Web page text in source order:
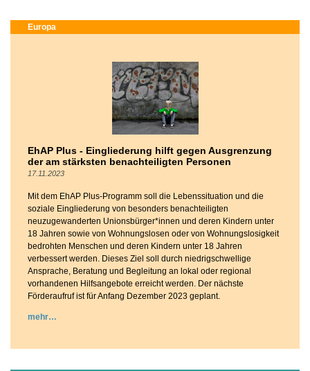
Europa
EhAP Plus - Eingliederung hilft gegen Ausgrenzung
der am stärksten benachteiligten Personen
17.11.2023
Mit dem EhAP Plus-Programm soll die Lebenssituation und die
soziale Eingliederung von besonders benachteiligten
neuzugewanderten Unionsbürger*innen und deren Kindern unter
18 Jahren sowie von Wohnungslosen oder von Wohnungslosigkeit
bedrohten Menschen und deren Kindern unter 18 Jahren
verbessert werden. Dieses Ziel soll durch niedrigschwellige
Ansprache, Beratung und Begleitung an lokal oder regional
vorhandenen Hilfsangebote erreicht werden. Der nächste
Förderaufruf ist für Anfang Dezember 2023 geplant.
mehr